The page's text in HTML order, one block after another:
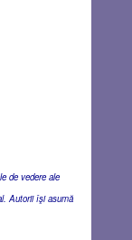
de vedere ale
Autorii îşi asumă